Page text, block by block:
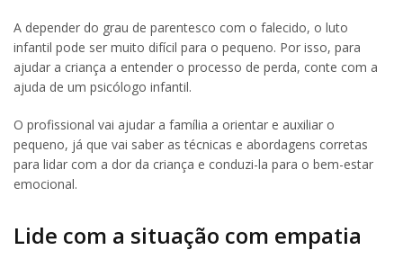
A depender do grau de parentesco com o falecido, o luto
infantil pode ser muito difícil para o pequeno. Por isso, para
ajudar a criança a entender o processo de perda, conte com a
ajuda de um psicólogo infantil.
O profissional vai ajudar a família a orientar e auxiliar o
pequeno, já que vai saber as técnicas e abordagens corretas
para lidar com a dor da criança e conduzi-la para o bem-estar
emocional.
Lide com a situação com empatia